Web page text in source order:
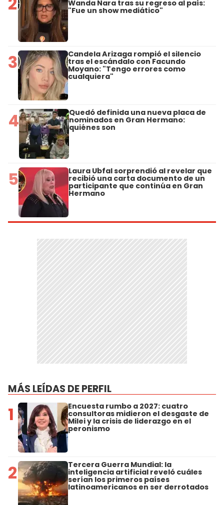
Wanda Nara tras su regreso al país:
"Fue un show mediático"
3 Candela Arizaga rompió el silencio
tras el escándalo con Facundo
Moyano: "Tengo errores como
cualquiera"
4 Quedó definida una nueva placa de
nominados en Gran Hermano:
quiénes son
5 Laura Ubfal sorprendió al revelar que
recibió una carta documento de un
participante que continúa en Gran
Hermano
MÁS LEÍDAS DE PERFIL
1 Encuesta rumbo a 2027: cuatro
consultoras midieron el desgaste de
Milei y la crisis de liderazgo en el
peronismo
2 Tercera Guerra Mundial: la
inteligencia artificial reveló cuáles
serían los primeros países
latinoamericanos en ser derrotados